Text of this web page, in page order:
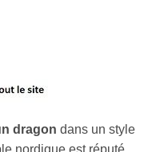
dragon dans un style
nordique est réputé